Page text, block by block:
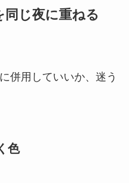
じ夜に重ねる
併用していいか、迷う
色